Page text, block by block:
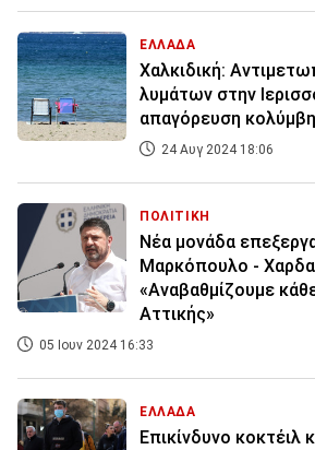
ΕΛΛΑΔΑ
Χαλκιδική:
λυμάτων στην
απαγόρευση
24 Αυγ 2024 18:06
ΠΟΛΙΤΙΚΗ
Νέα μονάδα
Μαρκόπουλο -
«Αναβαθμίζουμε
Αττικής»
05 Ιουν 2024 16:33
ΕΛΛΑΔΑ
Επικίνδυνο κοκτέιλ